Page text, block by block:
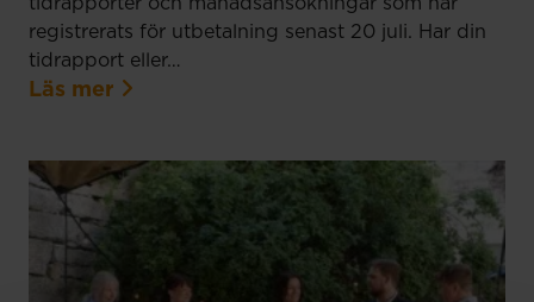
registrerats för utbetalning senast 20 juli. Har din
tidrapport eller…
Läs mer